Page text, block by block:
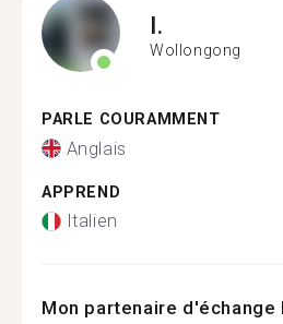
I.
Wollongong
PARLE COURAMMENT
Anglais
APPREND
Italien
Mon partenaire